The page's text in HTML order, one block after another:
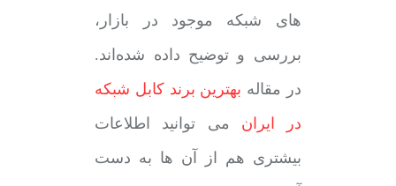
های شبکه موجود در بازار،
بررسی و توضیح داده شده‌اند.
در مقاله بهترین برند کابل شبکه
در ایران می توانید اطلاعات
بیشتری هم از آن ها به دست